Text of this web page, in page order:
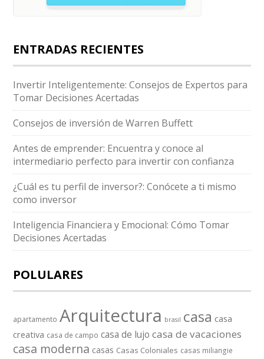
ENTRADAS RECIENTES
Invertir Inteligentemente: Consejos de Expertos para
Tomar Decisiones Acertadas
Consejos de inversión de Warren Buffett
Antes de emprender: Encuentra y conoce al
intermediario perfecto para invertir con confianza
¿Cuál es tu perfil de inversor?: Conócete a ti mismo
como inversor
Inteligencia Financiera y Emocional: Cómo Tomar
Decisiones Acertadas
POLULARES
apartamento Arquitectura brasil casa casa
creativa casa de campo casa de lujo casa de vacaciones
casa moderna casas Casas Coloniales casas miliangie